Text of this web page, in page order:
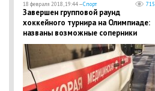
18 февраля 2018, 19:44 —Спорт 715
Завершен групповой раунд
хоккейного турнира на Олимпиаде:
названы возможные соперники
России по ¼ финала